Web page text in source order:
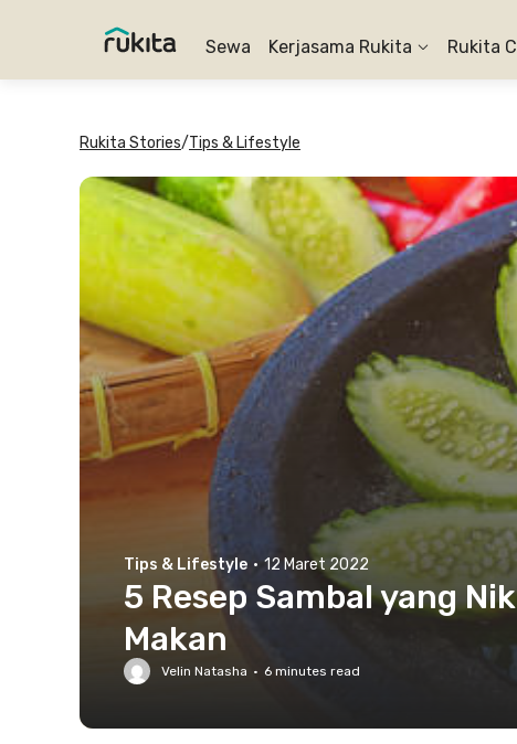
Sewa Kerjasama Rukita Rukita
Rukita Stories/Tips & Lifestyle
Tips & Lifestyle · 12 Maret 2022
5 Resep Sambal yang
Makan
Velin Natasha · 6 minutes read